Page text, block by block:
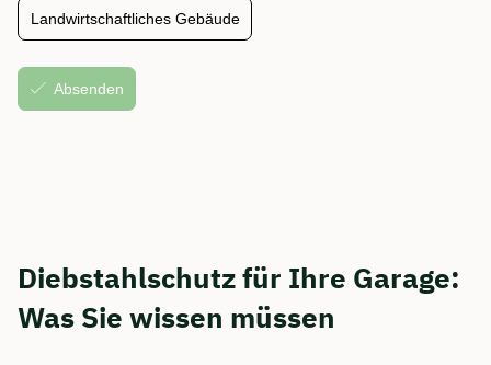
Diebstahlschutz für Ihre Garage:
Was Sie wissen müssen